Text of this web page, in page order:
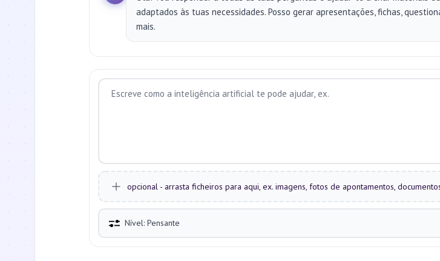
adaptados às tuas necessidades. Posso gerar apresentações, fichas,
mais.
opcional - arrasta ficheiros para aqui, ex. imagens, fotos de apontamentos,
Nível: Pensante